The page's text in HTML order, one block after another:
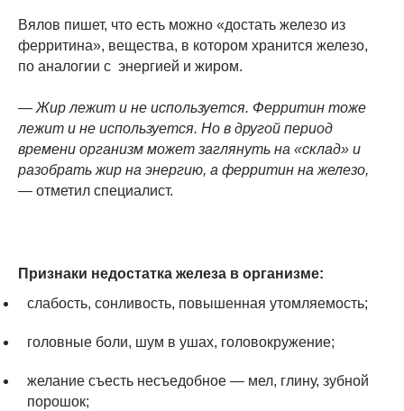
Вялов пишет, что есть можно «достать железо из
ферритина», вещества, в котором хранится железо,
по аналогии с энергией и жиром.
— Жир лежит и не используется. Ферритин тоже
лежит и не используется. Но в другой период
времени организм может заглянуть на «склад» и
разобрать жир на энергию, а ферритин на железо,
— отметил специалист.
Признаки недостатка железа в организме:
слабость, сонливость, повышенная утомляемость;
головные боли, шум в ушах, головокружение;
желание съесть несъедобное — мел, глину, зубной
порошок;